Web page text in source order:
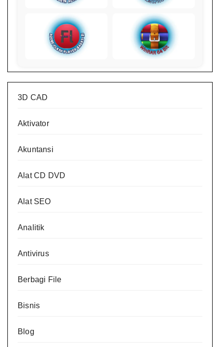
3D CAD
Aktivator
Akuntansi
Alat CD DVD
Alat SEO
Analitik
Antivirus
Berbagi File
Bisnis
Blog